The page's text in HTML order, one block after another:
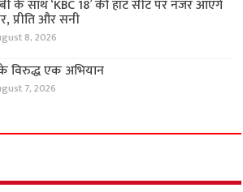
के साथ ‘KBC 18’ की हॉट सीट पर नजर आएंगे
प्रीति और सनी
8, 2026
विरुद्ध एक अभियान
7, 2026